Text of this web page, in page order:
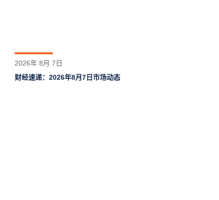
2026年 8月 7日
财经速递：2026年8月7日市场动态